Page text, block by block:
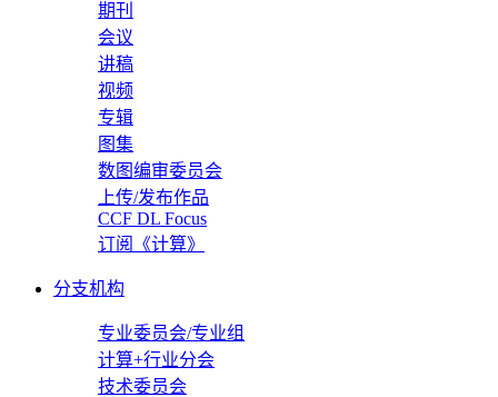
期刊
会议
讲稿
视频
专辑
图集
数图编审委员会
上传/发布作品
CCF DL Focus
订阅《计算》
分支机构
专业委员会/专业组
计算+行业分会
技术委员会